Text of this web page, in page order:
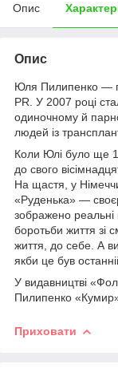
Опис
Опис
Юля Пилипенко —
PR. У 2007 році
одиночному й
людей із
Коли Юлі було ще 17
до свого
На щастя, у
«Руденька» —
зображено реальні
боротьби життя зі
життя, до себе. А
якби це був
У видавництві
Пилипенко
Приховати